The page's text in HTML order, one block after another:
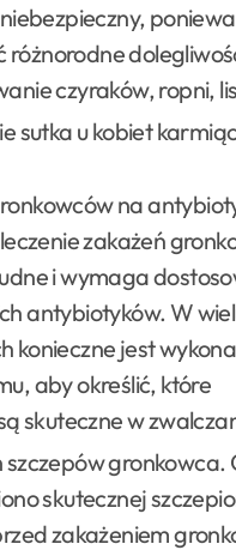
różnorodne
czyraków, ropni,
sutka u kobiet
na
zakażeń
i wymaga
antybiotyków. W
konieczne jest
aby określić, które
skuteczne w
szczepów gronkowca.
skutecznej
zakażeniem